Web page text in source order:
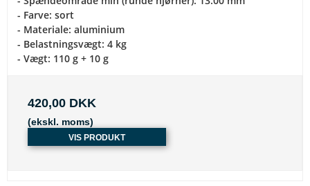
- Farve: sort
- Materiale: aluminium
- Belastningsvægt: 4 kg
- Vægt: 110 g + 10 g
420,00 DKK
(ekskl. moms)
VIS PRODUKT